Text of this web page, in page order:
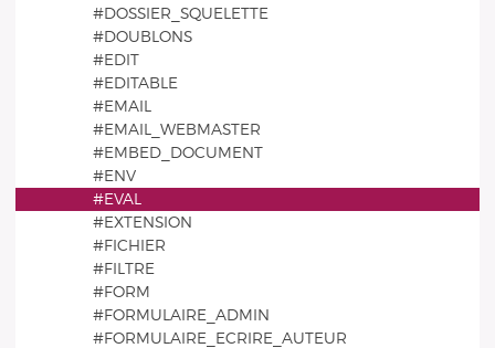
#DOSSIER_SQUELETTE
#DOUBLONS
#EDIT
#EDITABLE
#EMAIL
#EMAIL_WEBMASTER
#EMBED_DOCUMENT
#ENV
#EVAL
#EXTENSION
#FICHIER
#FILTRE
#FORM
#FORMULAIRE_ADMIN
#FORMULAIRE_ECRIRE_AUTEUR